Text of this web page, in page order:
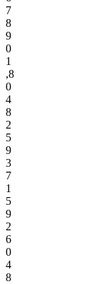
7
8
9
0
1
,8
0
4
8
2
5
9
3
7
1
5
9
2
6
0
4
8